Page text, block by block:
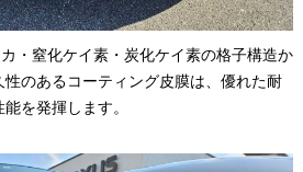
・窒化ケイ素・炭化ケイ素の格子構造か
のあるコーティング皮膜は、優れた耐
を発揮します。